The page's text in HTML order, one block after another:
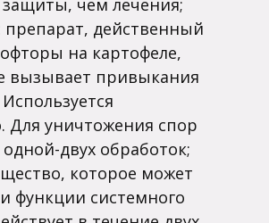
чем лечения;
препарат, действенный
на картофеле,
вызывает привыкания
Для уничтожения спор
двух обработок;
которое может
функции системного